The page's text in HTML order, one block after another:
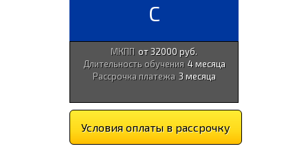
С
МКПП от 32000 руб.
Длительность обучения 4 месяца
Рассрочка платежа 3 месяца
Условия оплаты в рассрочку